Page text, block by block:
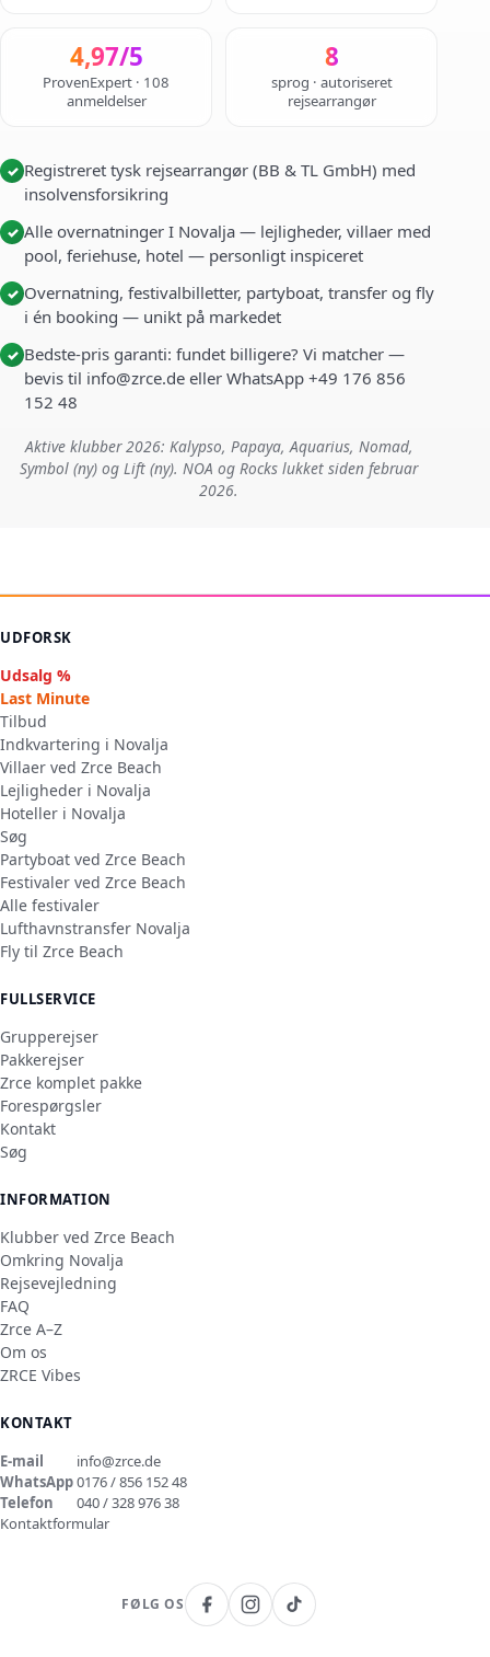
4,97/5
ProvenExpert · 108
anmeldelser
8
sprog · autoriseret
rejsearrangør
✓ Registreret tysk rejsearrangør (BB & TL GmbH) med
insolvensforsikring
✓ Alle overnatninger I Novalja — lejligheder, villaer med
pool, feriehuse, hotel — personligt inspiceret
✓ Overnatning, festivalbilletter, partyboat, transfer og fly
i én booking — unikt på markedet
✓ Bedste-pris garanti: fundet billigere? Vi matcher —
bevis til info@zrce.de eller WhatsApp +49 176 856
152 48
Aktive klubber 2026: Kalypso, Papaya, Aquarius, Nomad,
Symbol (ny) og Lift (ny). NOA og Rocks lukket siden februar
2026.
UDFORSK
Udsalg %
Last Minute
Tilbud
Indkvartering i Novalja
Villaer ved Zrce Beach
Lejligheder i Novalja
Hoteller i Novalja
Søg
Partyboat ved Zrce Beach
Festivaler ved Zrce Beach
Alle festivaler
Lufthavnstransfer Novalja
Fly til Zrce Beach
FULLSERVICE
Grupperejser
Pakkerejser
Zrce komplet pakke
Forespørgsler
Kontakt
Søg
INFORMATION
Klubber ved Zrce Beach
Omkring Novalja
Rejsevejledning
FAQ
Zrce A–Z
Om os
ZRCE Vibes
KONTAKT
E-mail
info@zrce.de
WhatsApp0176 / 856 152 48
Telefon
040 / 328 976 38
Kontaktformular
FØLG OS